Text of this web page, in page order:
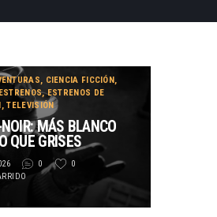
BBK
Y CONDICIONES
, CIENCIA FICCIÓN,
ESTRENOS,ESTRENOS DE
,TELEVISIÓN
MÁS BLANCO
QUE GRISES
0
0